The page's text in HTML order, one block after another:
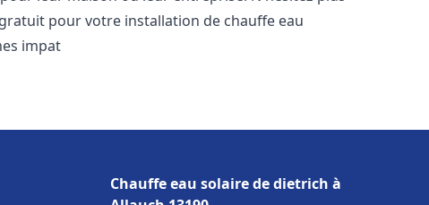
pour votre installation de chauffe eau
impat
Chauffe eau solaire de dietrich à